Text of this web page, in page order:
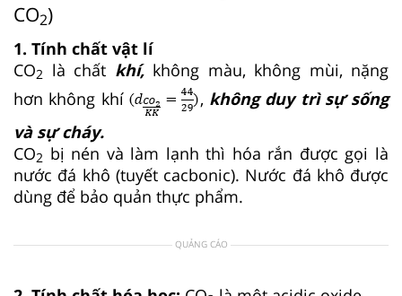
CO2)
1. Tính chất vật lí
CO2 là chất khí, không màu, không mùi, nặng
hơn không khí
, không duy trì sự sống
và sự cháy.
CO2 bị nén và làm lạnh thì hóa rắn được gọi là
nước đá khô (tuyết cacbonic). Nước đá khô được
dùng để bảo quản thực phẩm.
QUẢNG CÁO